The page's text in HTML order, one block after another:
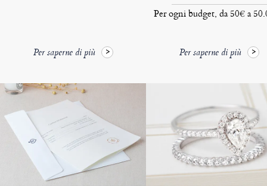
Per saperne di più
Per ogni budget, da 50€ a
Per saperne di più